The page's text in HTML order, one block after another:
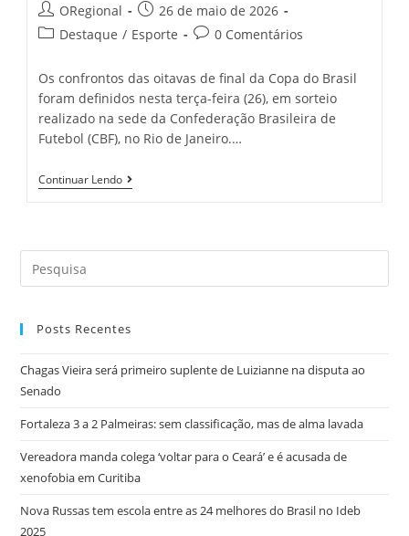
Post
author:
ORegional
Post
published:
26 de maio de 2026
PostDestaque / Esporte
Post0 Comentários
Os confrontos das oitavas de final da Copa do Brasil
foram definidos nesta terça-feira (26), em sorteio
realizado na sede da Confederação Brasileira de
Futebol (CBF), no Rio de Janeiro.…
Continuar LendoCopa
Do
Confrontos
Oitavas
Search
this
Posts Recentes
Chagas Vieira será primeiro suplente de Luizianne na disputa ao
Senado
Fortaleza 3 a 2 Palmeiras: sem classificação, mas de alma lavada
Vereadora manda colega ‘voltar para o Ceará’ e é acusada de
xenofobia em Curitiba
Nova Russas tem escola entre as 24 melhores do Brasil no Ideb
2025